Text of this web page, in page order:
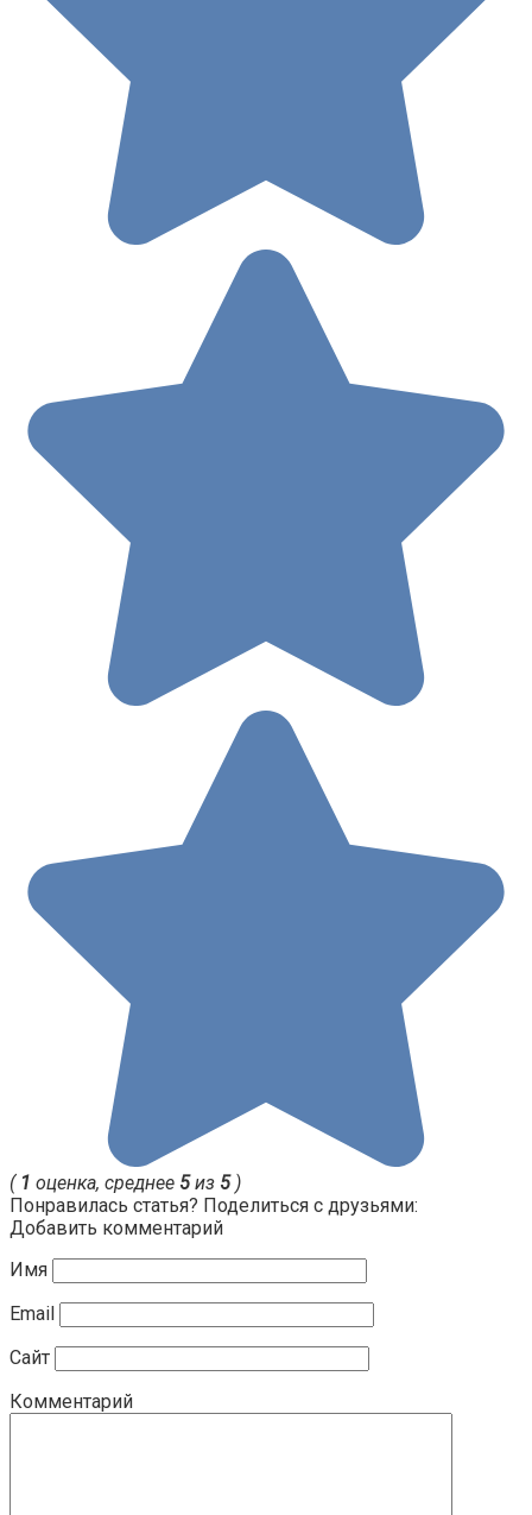
( 1 оценка, среднее 5из 5)
Понравилась статья? Поделиться с друзьями:
Добавить комментарий
Имя
Email
Сайт
Комментарий